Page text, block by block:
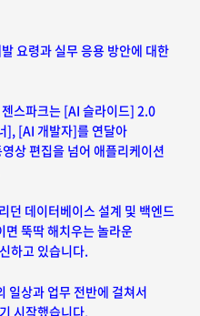
요령과 실무 응용 방안에 대한
스파크는 [AI 슬라이드] 2.0
], [AI 개발자]를 연달아
상 편집을 넘어 애플리케이션
던 데이터베이스 설계 및 백엔드
뚝딱 해치우는 놀라운
하고 있습니다.
일상과 업무 전반에 걸쳐서
시작했습니다.